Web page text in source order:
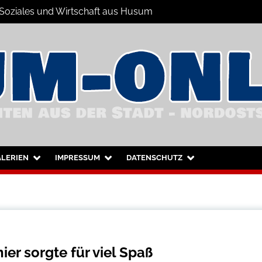
und Wirtschaft aus Husum
Umgebung
IMPRESSUM DATENSCHUTZ
sorgte für viel Spaß